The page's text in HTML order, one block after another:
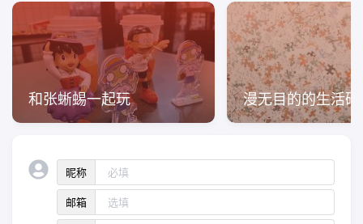
和张蜥蜴一起玩 漫无目的的生活碎
昵称
邮箱